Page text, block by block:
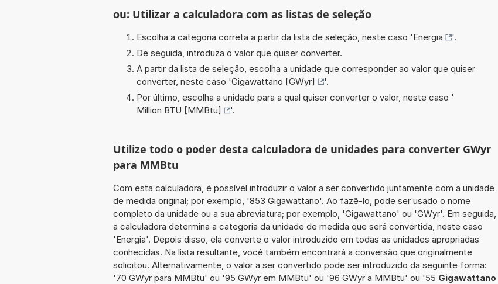
ou: Utilizar a calculadora com as listas de seleção
Escolha a categoria correta a partir da lista de seleção, neste caso 'Energia
'.
De seguida, introduza o valor que quiser converter.
A partir da lista de seleção, escolha a unidade que corresponder ao valor que quiser
converter, neste caso 'Gigawattano [GWyr]
'.
Por último, escolha a unidade para a qual quiser converter o valor, neste caso '
Million BTU [MMBtu]
'.
Utilize todo o poder desta calculadora de unidades para converter GWyr
para MMBtu
Com esta calculadora, é possível introduzir o valor a ser convertido juntamente com a unidade
de medida original; por exemplo, '853 Gigawattano'. Ao fazê-lo, pode ser usado o nome
completo da unidade ou a sua abreviatura; por exemplo, 'Gigawattano' ou 'GWyr'. Em seguida,
a calculadora determina a categoria da unidade de medida que será convertida, neste caso
'Energia'. Depois disso, ela converte o valor introduzido em todas as unidades apropriadas
conhecidas. Na lista resultante, você também encontrará a conversão que originalmente
solicitou. Alternativamente, o valor a ser convertido pode ser introduzido da seguinte forma:
'70 GWyr para MMBtu' ou '95 GWyr em MMBtu' ou '96 GWyr a MMBtu' ou '55 Gigawattano